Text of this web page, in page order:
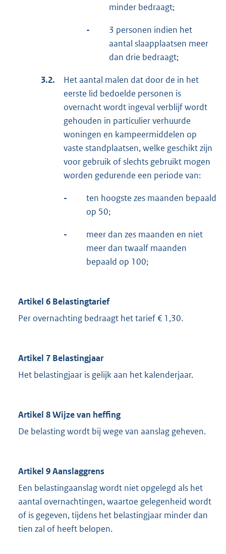
minder bedraagt;
-
3 personen indien het
aantal slaapplaatsen meer
dan drie bedraagt;
3.2.
Het aantal malen dat door de in het
eerste lid bedoelde personen is
overnacht wordt ingeval verblijf wordt
gehouden in particulier verhuurde
woningen en kampeermiddelen op
vaste standplaatsen, welke geschikt zijn
voor gebruik of slechts gebruikt mogen
worden gedurende een periode van:
-
ten hoogste zes maanden bepaald
op 50;
-
meer dan zes maanden en niet
meer dan twaalf maanden
bepaald op 100;
Artikel 6 Belastingtarief
Per overnachting bedraagt het tarief € 1,30.
Artikel 7 Belastingjaar
Het belastingjaar is gelijk aan het kalenderjaar.
Artikel 8 Wijze van heffing
De belasting wordt bij wege van aanslag geheven.
Artikel 9 Aanslaggrens
Een belastingaanslag wordt niet opgelegd als het
aantal overnachtingen, waartoe gelegenheid wordt
of is gegeven, tijdens het belastingjaar minder dan
tien zal of heeft belopen.